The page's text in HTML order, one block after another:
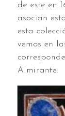
de este en
asocian
esta
vemos en
Almirante.